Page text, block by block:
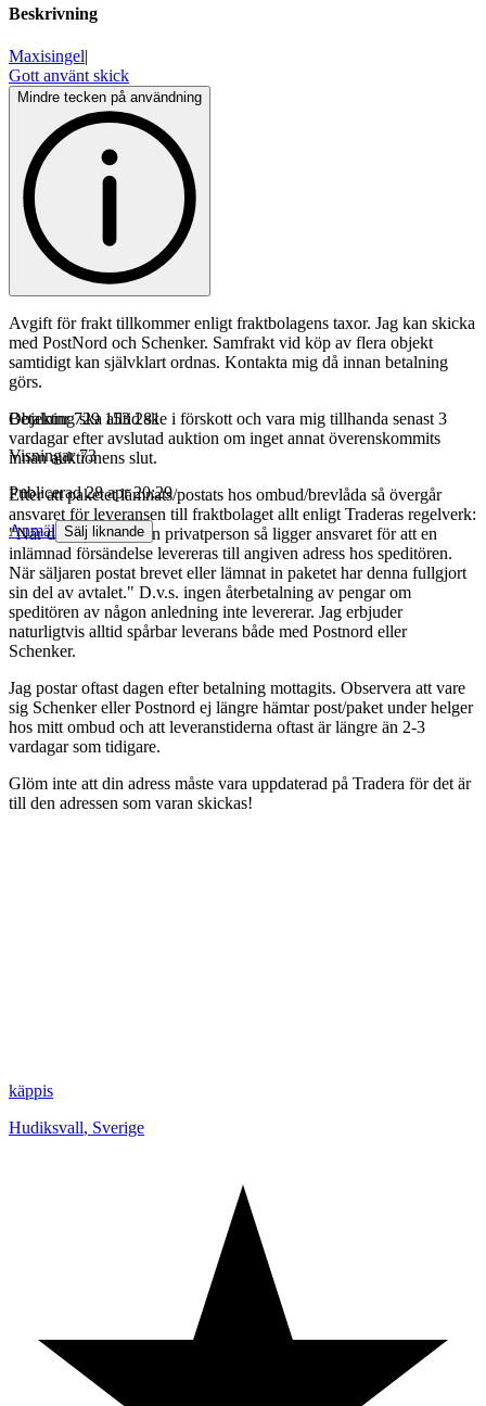
Beskrivning
Maxisingel|
Gott använt skick
Mindre tecken på användning
Avgift för frakt tillkommer enligt fraktbolagens taxor. Jag kan skicka
med PostNord och Schenker. Samfrakt vid köp av flera objekt
samtidigt kan självklart ordnas. Kontakta mig då innan betalning
görs.
Betalning ska alltid ske i förskott och vara mig tillhanda senast 3
vardagar efter avslutad auktion om inget annat överenskommits
innan auktionens slut.
Efter att paketet lämnats/postats hos ombud/brevlåda så övergår
ansvaret för leveransen till fraktbolaget allt enligt Traderas regelverk:
"När du handlar av en privatperson så ligger ansvaret för att en
inlämnad försändelse levereras till angiven adress hos speditören.
När säljaren postat brevet eller lämnat in paketet har denna fullgjort
sin del av avtalet." D.v.s. ingen återbetalning av pengar om
speditören av någon anledning inte levererar. Jag erbjuder
naturligtvis alltid spårbar leverans både med Postnord eller
Schenker.
Jag postar oftast dagen efter betalning mottagits. Observera att vare
sig Schenker eller Postnord ej längre hämtar post/paket under helger
hos mitt ombud och att leveranstiderna oftast är längre än 2-3
vardagar som tidigare.
Glöm inte att din adress måste vara uppdaterad på Tradera för det är
till den adressen som varan skickas!
Objektnr 729 153 281
Visningar 73
Publicerad 28 apr 20:29
Anmäl Sälj liknande
käppis
Hudiksvall, Sverige